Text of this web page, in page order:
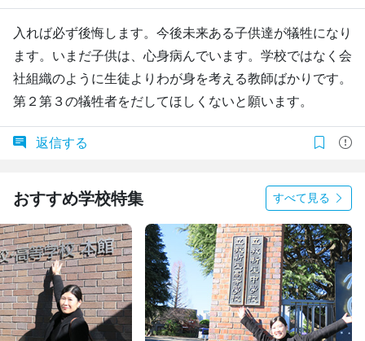
入れば必ず後悔します。今後未来ある子供達が犠牲になり
ます。いまだ子供は、心身病んでいます。学校ではなく会
社組織のように生徒よりわが身を考える教師ばかりです。
第２第３の犠牲者をだしてほしくないと願います。
返信する
おすすめ学校特集 すべて見る